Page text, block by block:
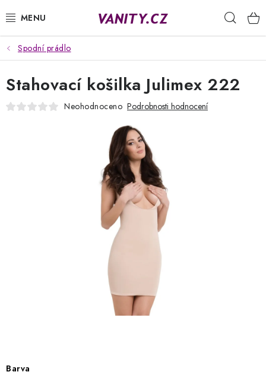
na
KABELKY
SPODNÍ PRÁDLO
PUNČOCHY
Obchodní podmínky
Podmínky ochrany osobních údajů
Napište nám
Spodní prádlo
Barva
Stahovací košilka Julimex 222
Neohodnoceno Podrobnosti hodnocení